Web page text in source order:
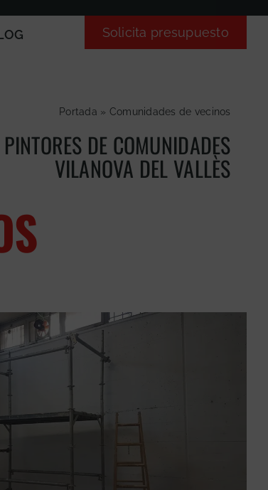
Solicita presupuesto
Portada » Comunidades de vecinos
PINTORES DE COMUNIDADES
VILANOVA DEL VALLÈS